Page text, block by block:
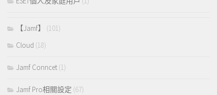
【Jamf】
(101)
Cloud (18)
Jamf Conncet (1)
Jamf Pro相關設定 (67)